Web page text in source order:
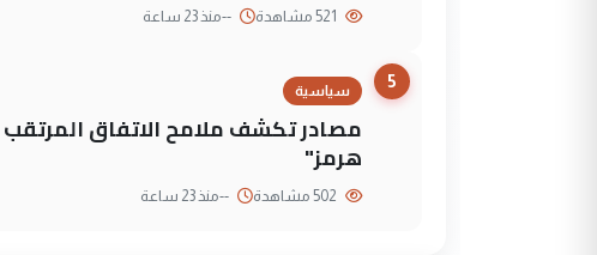
--منذ 23 ساعة
5
سياسية
مصادر تكشف ملامح الاتفاق
هرمز"
--منذ 23 ساعة